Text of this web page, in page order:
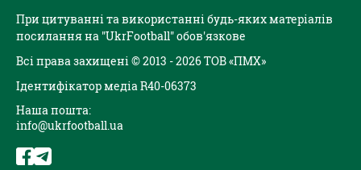
При цитуванні та використанні будь-яких матеріалів
посилання на "UkrFootball" обов'язкове
Всі права захищені © 2013 - 2026 ТОВ «ПМХ»
Ідентифікатор медіа R40-06373
Наша пошта:
info@ukrfootball.ua